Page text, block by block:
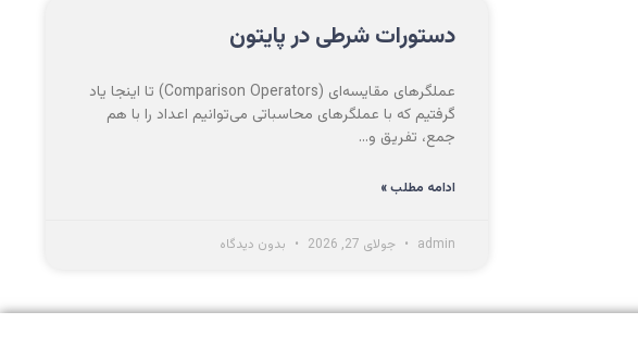
دستورات شرطی در پایتون
عملگرهای مقایسه‌ای (Comparison Operators) تا اینجا یاد
گرفتیم که با عملگرهای محاسباتی می‌توانیم اعداد را با هم
جمع، تفریق و…
ادامه مطلب »
admin جولای 27, 2026 بدون دیدگاه